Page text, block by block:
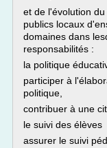
et de l'évolution
publics locaux
domaines dans
responsabilités :
la politique
participer à
politique,
contribuer à une
le suivi des élèves
assurer le suivi